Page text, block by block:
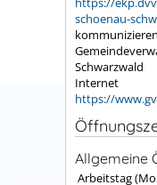
schoenau-
Schwarzwald
Internet
https://
Allgemeine
Arbeitstag (Mo